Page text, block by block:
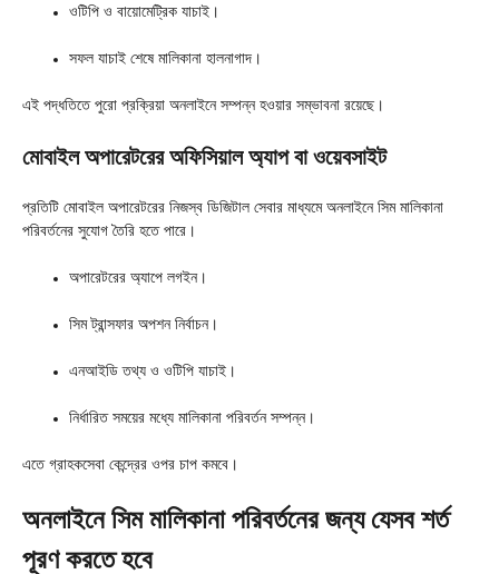
ওটিপি ও বায়োমেট্রিক যাচাই।
সফল যাচাই শেষে মালিকানা হালনাগাদ।
এই পদ্ধতিতে পুরো প্রক্রিয়া অনলাইনে সম্পন্ন হওয়ার সম্ভাবনা রয়েছে।
মোবাইল অপারেটরের অফিসিয়াল অ্যাপ বা ওয়েবসাইট
প্রতিটি মোবাইল অপারেটরের নিজস্ব ডিজিটাল সেবার মাধ্যমে অনলাইনে সিম মালিকানা
পরিবর্তনের সুযোগ তৈরি হতে পারে।
অপারেটরের অ্যাপে লগইন।
সিম ট্রান্সফার অপশন নির্বাচন।
এনআইডি তথ্য ও ওটিপি যাচাই।
নির্ধারিত সময়ের মধ্যে মালিকানা পরিবর্তন সম্পন্ন।
এতে গ্রাহকসেবা কেন্দ্রের ওপর চাপ কমবে।
অনলাইনে সিম মালিকানা পরিবর্তনের জন্য যেসব শর্ত
পূরণ করতে হবে